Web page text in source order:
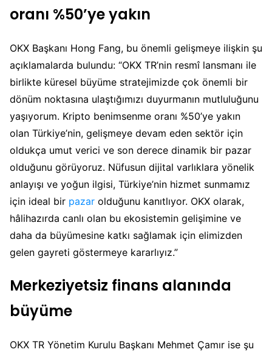
oranı %50’ye yakın
OKX Başkanı Hong Fang, bu önemli gelişmeye ilişkin şu
açıklamalarda bulundu: “OKX TR’nin resmî lansmanı ile
birlikte küresel büyüme stratejimizde çok önemli bir
dönüm noktasına ulaştığımızı duyurmanın mutluluğunu
yaşıyorum. Kripto benimsenme oranı %50’ye yakın
olan Türkiye’nin, gelişmeye devam eden sektör için
oldukça umut verici ve son derece dinamik bir pazar
olduğunu görüyoruz. Nüfusun dijital varlıklara yönelik
anlayışı ve yoğun ilgisi, Türkiye’nin hizmet sunmamız
için ideal bir pazar olduğunu kanıtlıyor. OKX olarak,
hâlihazırda canlı olan bu ekosistemin gelişimine ve
daha da büyümesine katkı sağlamak için elimizden
gelen gayreti göstermeye kararlıyız.”
Merkeziyetsiz finans alanında
büyüme
OKX TR Yönetim Kurulu Başkanı Mehmet Çamır ise şu